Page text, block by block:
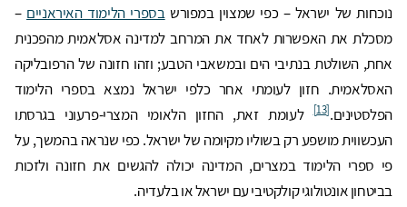
נוכחות של ישראל – כפי שמצוין במפורשבספרי הלימוד האיראניים –
מסכלת את האפשרות לאחד את המרחב למדינה אסלאמית מהפכנית
אחת, השולטת בנתיבי הים ובמשאבי הטבע; וזהו חזונה של הרפובליקה
האסלאמית. חזון לעומתי אחר כלפי ישראל נמצא בספרי הלימוד
הפלסטינים.[13]
לעומת זאת, החזון הלאומי המצרי-פרעוני בגרסתו
העכשווית מושפע רק בשוליו מקיומה של ישראל. כפי שנראה בהמשך, על
פי ספרי הלימוד במצרים, המדינה יכולה להגשים את חזונה ולזכות
בביטחון אונטולוגי קולקטיבי עם ישראל או בלעדיה.